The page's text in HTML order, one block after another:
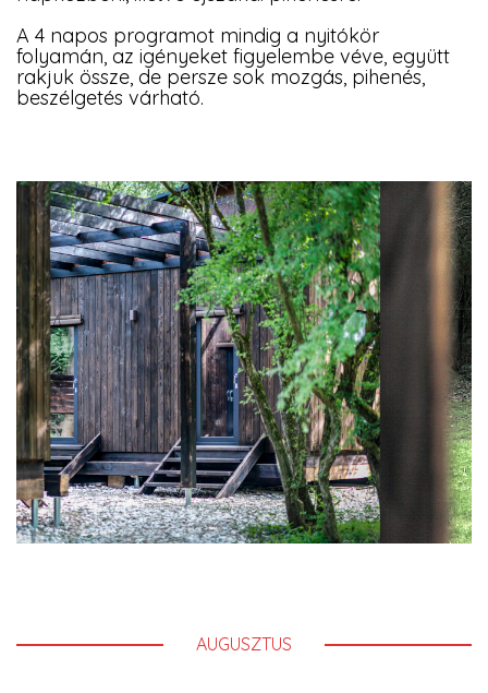
A 4 napos programot mindig a nyitókör
folyamán, az igényeket figyelembe véve, együtt
rakjuk össze, de persze sok mozgás, pihenés,
beszélgetés várható.
AUGUSZTUS